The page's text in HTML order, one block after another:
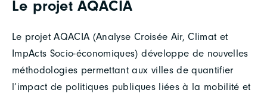
Le projet AQACIA
Le projet AQACIA (Analyse Croisée Air, Climat et
ImpActs Socio-économiques) développe de nouvelles
méthodologies permettant aux villes de quantifier
l’impact de politiques publiques liées à la mobilité et